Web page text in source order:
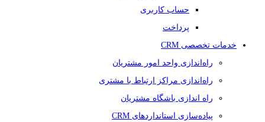
حساب کاربری
پرداخت
خدمات تخصصی CRM
راه‌اندازی واحد امور مشتریان
راه‌اندازی مراکز ارتباط با مشتری
راه اندازی باشگاه مشتریان
پیاده‌سازی استانداردهای CRM